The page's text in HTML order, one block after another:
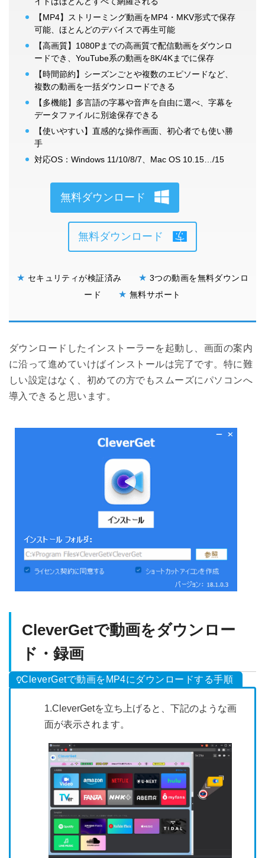
【MP4】ストリーミング動画をMP4・MKV形式で保存
可能、ほとんどのデバイスで再生可能
【高画質】1080Pまでの高画質で配信動画をダウンロ
ードでき、YouTube系の動画を8K/4Kまでに保存
【時間節約】シーズンごとや複数のエピソードなど、
複数の動画を一括ダウンロードできる
【多機能】多言語の字幕や音声を自由に選べ、字幕を
データファイルに別途保存できる
【使いやすい】直感的な操作画面、初心者でも使い勝
手
対応OS：Windows 11/10/8/7、Mac OS 10.15…/15
無料ダウンロード
無料ダウンロード
★ セキュリティが検証済み ★ 3つの動画を無料ダウンロ
ード ★ 無料サポート
ダウンロードしたインストーラーを起動し、画面の案内
に沿って進めていけばインストールは完了です。特に難
しい設定はなく、初めての方でもスムーズにパソコンへ
導入できると思います。
CleverGetで動画をダウンロー
ド・録画
CleverGetで動画をMP4にダウンロードする手順
1.CleverGetを立ち上げると、下記のような画
面が表示されます。